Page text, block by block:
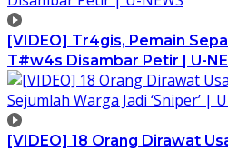
[VIDEO] Tr4gis, Pemain
T#w4s Disambar Petir | U-
[VIDEO] 18 Orang Dirawat